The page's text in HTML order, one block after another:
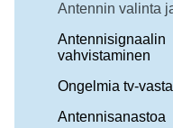
Antennin valinta
Antennisignaalin
vahvistaminen
Ongelmia tv-
Antennisanastoa